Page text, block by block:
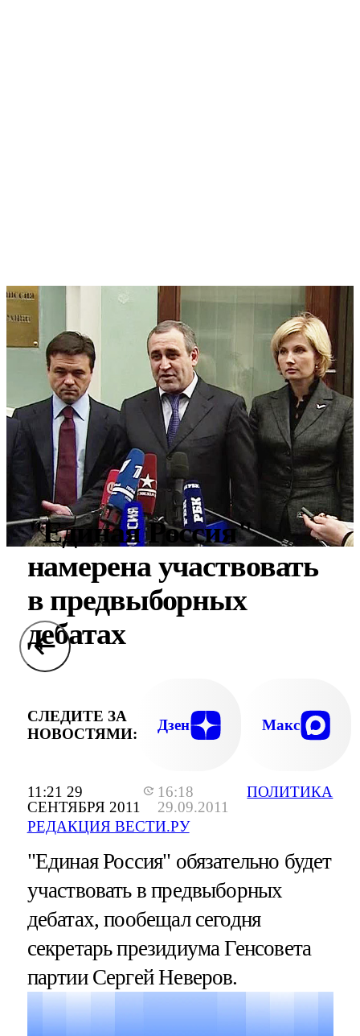
11:21 29
СЕНТЯБРЯ 2011
16:18
29.09.2011
РЕДАКЦИЯ ВЕСТИ.РУ
ПОЛИТИКА
"Единая Россия"
намерена участвовать
в предвыборных
дебатах
СЛЕДИТЕ ЗА
НОВОСТЯМИ:
Дзен Макс
"Единая Россия" обязательно будет
участвовать в предвыборных
дебатах, пообещал сегодня
секретарь президиума Генсовета
партии Сергей Неверов.